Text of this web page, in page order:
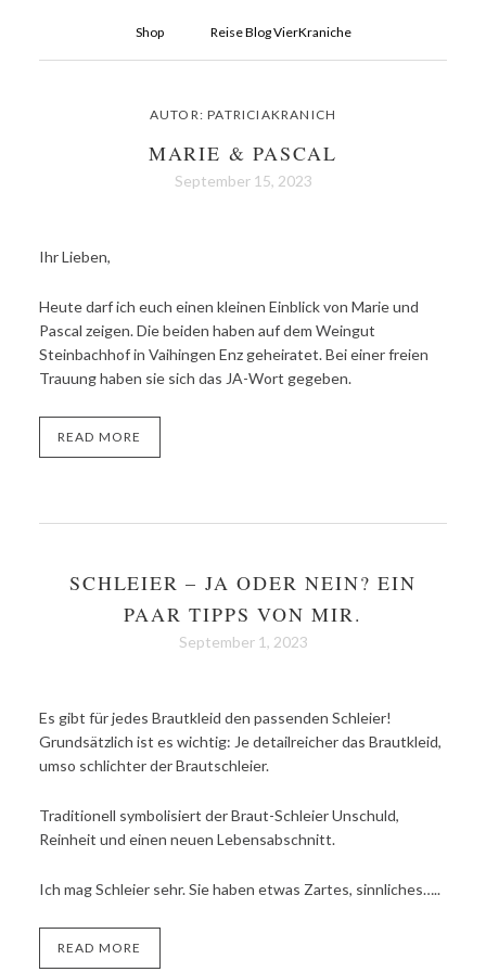
Shop Reise Blog VierKraniche
AUTOR:PATRICIAKRANICH
MARIE & PASCAL
September 15, 2023
Ihr Lieben,
Heute darf ich euch einen kleinen Einblick von Marie und
Pascal zeigen. Die beiden haben auf dem Weingut
Steinbachhof in Vaihingen Enz geheiratet. Bei einer freien
Trauung haben sie sich das JA-Wort gegeben.
READ MORE
SCHLEIER – JA ODER NEIN? EIN
PAAR TIPPS VON MIR.
September 1, 2023
Es gibt für jedes Brautkleid den passenden Schleier!
Grundsätzlich ist es wichtig: Je detailreicher das Brautkleid,
umso schlichter der Brautschleier.
Traditionell symbolisiert der Braut-Schleier Unschuld,
Reinheit und einen neuen Lebensabschnitt.
Ich mag Schleier sehr. Sie haben etwas Zartes, sinnliches…..
READ MORE